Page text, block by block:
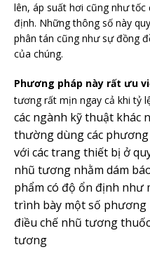
lên, áp suất hơi cũng như
định. Những thông số này
phân tán cũng như sự đồng
của chúng.
Phương pháp này rất ưu
tương rất mịn ngay cả khi tỷ
các ngành kỹ thuật khác
thường dùng các
với các trang thiết bị ở
nhũ tương nhằm dám
phẩm có độ ổn định như
trình bày một số phương
điều chế nhũ tương
tương